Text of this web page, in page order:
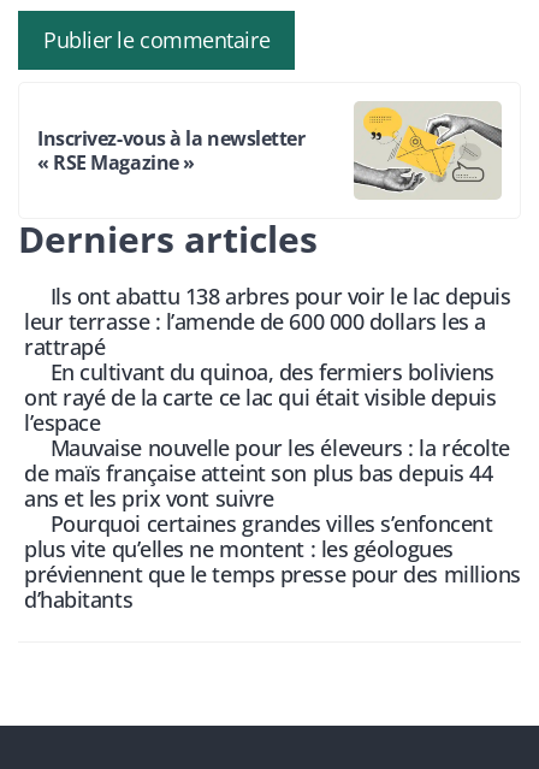
Inscrivez-vous à la newsletter
« RSE Magazine »
Derniers articles
Ils ont abattu 138 arbres pour voir le lac depuis
leur terrasse : l’amende de 600 000 dollars les a
rattrapé
En cultivant du quinoa, des fermiers boliviens
ont rayé de la carte ce lac qui était visible depuis
l’espace
Mauvaise nouvelle pour les éleveurs : la récolte
de maïs française atteint son plus bas depuis 44
ans et les prix vont suivre
Pourquoi certaines grandes villes s’enfoncent
plus vite qu’elles ne montent : les géologues
préviennent que le temps presse pour des millions
d’habitants